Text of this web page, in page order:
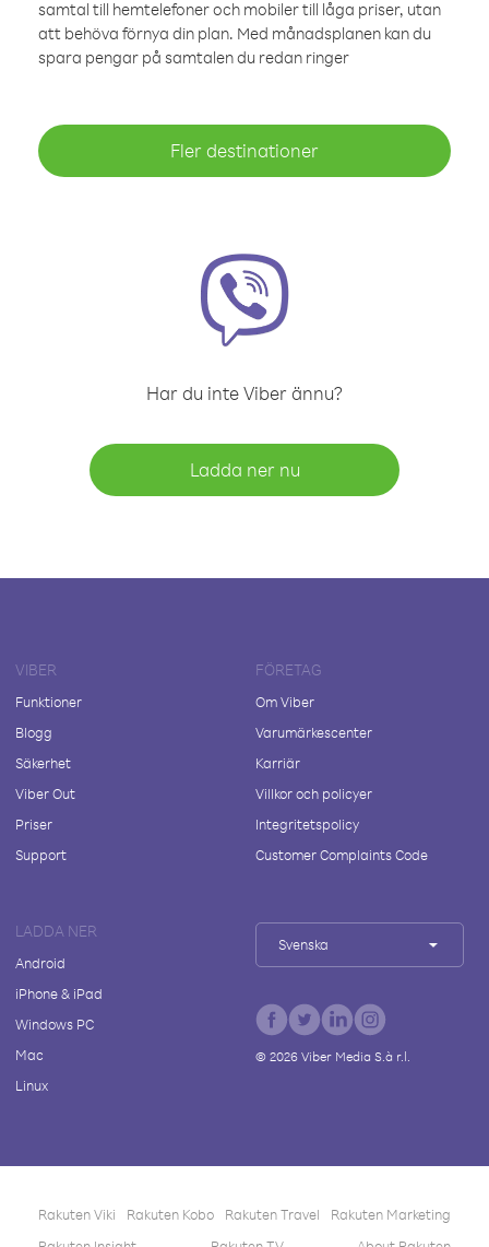
samtal till hemtelefoner och mobiler till låga priser, utan
att behöva förnya din plan. Med månadsplanen kan du
spara pengar på samtalen du redan ringer
Fler destinationer
Har du inte Viber ännu?
Ladda ner nu
VIBER
Funktioner
Blogg
Säkerhet
Viber Out
Priser
Support
FÖRETAG
Om Viber
Varumärkescenter
Karriär
Villkor och policyer
Integritetspolicy
Customer Complaints Code
LADDA NER
Android
iPhone & iPad
Windows PC
Mac
Linux
Svenska
© 2026Viber Media S.à r.l.
Rakuten Viki Rakuten Kobo Rakuten Travel
Rakuten Marketing